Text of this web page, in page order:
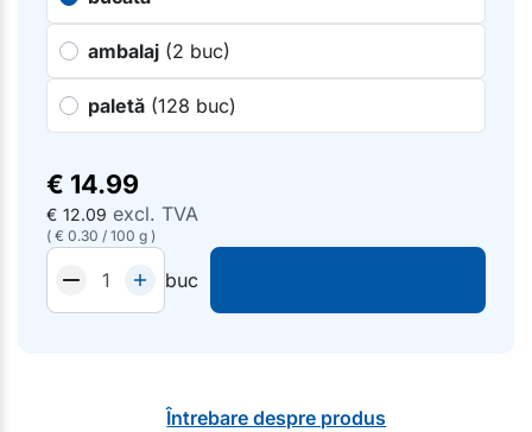
ambalaj (2 buc)
paletă (128 buc)
€ 14.99
€ 12.09 excl. TVA
( € 0.30 / 100 g )
buc
Întrebare despre produs